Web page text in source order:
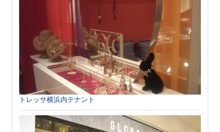
トレッサ横浜内テナント